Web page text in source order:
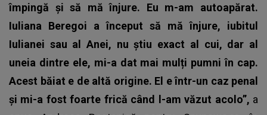
împingă și să mă înjure. Eu m-am autoapărat.
Iuliana Beregoi a început să mă înjure, iubitul
Iulianei sau al Anei, nu știu exact al cui, dar al
uneia dintre ele, mi-a dat mai mulți pumni în cap.
Acest băiat e de altă origine. El e într-un caz penal
și mi-a fost foarte frică când l-am văzut acolo”, a